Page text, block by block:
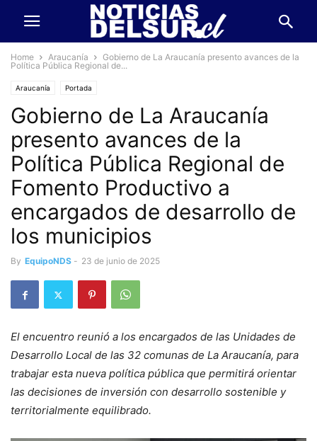
Home Araucanía
Gobierno de La Araucanía presento avances de la
Política Pública Regional de...
Araucanía Portada
Gobierno de La Araucanía
presento avances de la
Política Pública Regional de
Fomento Productivo a
encargados de desarrollo de
los municipios
By EquipoNDS - 23 de junio de 2025
El encuentro reunió a los encargados de las Unidades de
Desarrollo Local de las 32 comunas de La Araucanía, para
trabajar esta nueva política pública que permitirá orientar
las decisiones de inversión con desarrollo sostenible y
territorialmente equilibrado.